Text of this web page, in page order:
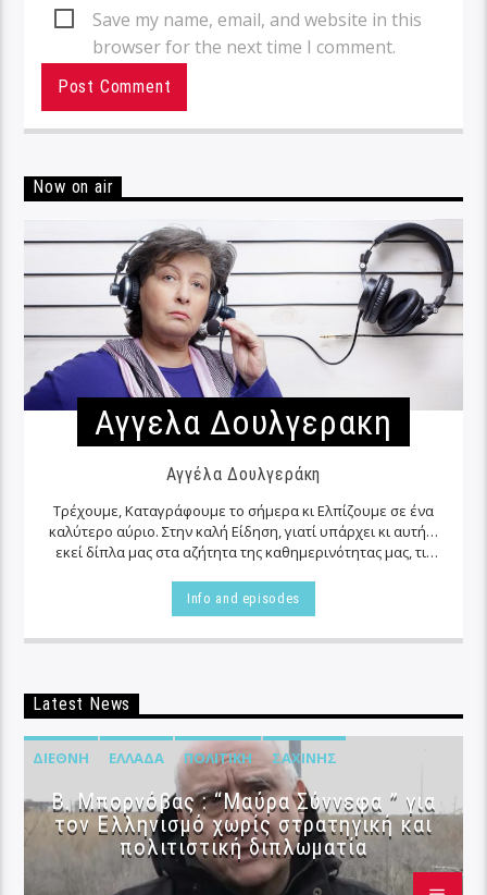
Save my name, email, and website in this
browser for the next time I comment.
Now on air
Αγγελα Δουλγερακη
Αγγέλα Δουλγεράκη
Τρέχουμε, Καταγράφουμε το σήμερα κι Ελπίζουμε σε ένα
καλύτερο αύριο. Στην καλή Είδηση, γιατί υπάρχει κι αυτή…
εκεί δίπλα μας στα αζήτητα της καθημερινότητας μας, τις
Info and episodes
Latest News
ΔΙΕΘΝΉ ΕΛΛΆΔΑ ΠΟΛΙΤΙΚΉ ΣΑΧΊΝΗΣ
B. Μπορνόβας : “Μαύρα Σύννεφα ” για
τον Ελληνισμό χωρίς στρατηγική και
πολιτιστική διπλωματία